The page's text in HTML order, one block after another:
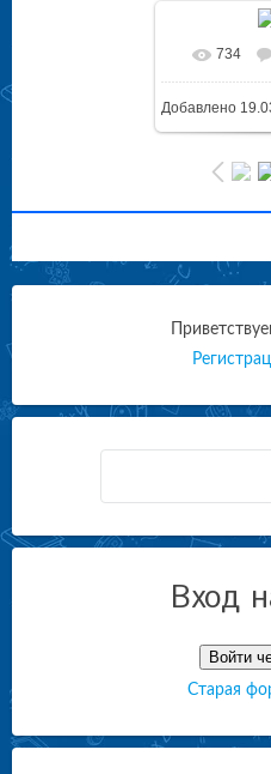
734
Добавлено
Вход
Войти
Старая